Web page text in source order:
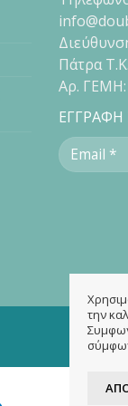
Πάτρα
Αρ. ΓΕΜΗ:
ΕΓΓΡΑΦΗ
την